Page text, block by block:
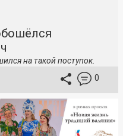
на такой поступок.
0